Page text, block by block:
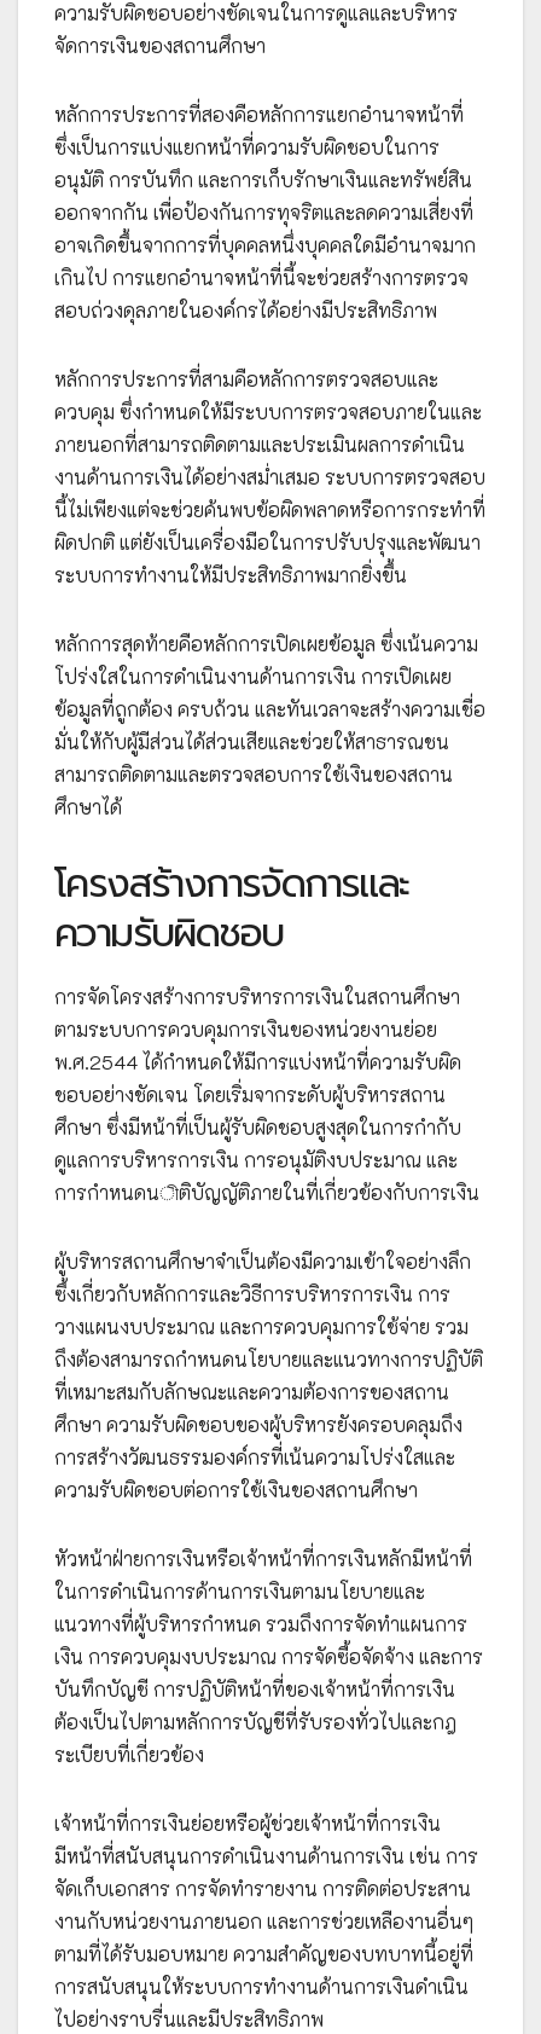
ความรับผิดชอบอย่างชัดเจนในการดูแลและบริหาร
จัดการเงินของสถานศึกษา
หลักการประการที่สองคือหลักการแยกอำนาจหน้าที่
ซึ่งเป็นการแบ่งแยกหน้าที่ความรับผิดชอบในการ
อนุมัติ การบันทึก และการเก็บรักษาเงินและทรัพย์สิน
ออกจากกัน เพื่อป้องกันการทุจริตและลดความเสี่ยงที่
อาจเกิดขึ้นจากการที่บุคคลหนึ่งบุคคลใดมีอำนาจมาก
เกินไป การแยกอำนาจหน้าที่นี้จะช่วยสร้างการตรวจ
สอบถ่วงดุลภายในองค์กรได้อย่างมีประสิทธิภาพ
หลักการประการที่สามคือหลักการตรวจสอบและ
ควบคุม ซึ่งกำหนดให้มีระบบการตรวจสอบภายในและ
ภายนอกที่สามารถติดตามและประเมินผลการดำเนิน
งานด้านการเงินได้อย่างสม่ำเสมอ ระบบการตรวจสอบ
นี้ไม่เพียงแต่จะช่วยค้นพบข้อผิดพลาดหรือการกระทำที่
ผิดปกติ แต่ยังเป็นเครื่องมือในการปรับปรุงและพัฒนา
ระบบการทำงานให้มีประสิทธิภาพมากยิ่งขึ้น
หลักการสุดท้ายคือหลักการเปิดเผยข้อมูล ซึ่งเน้นความ
โปร่งใสในการดำเนินงานด้านการเงิน การเปิดเผย
ข้อมูลที่ถูกต้อง ครบถ้วน และทันเวลาจะสร้างความเชื่อ
มั่นให้กับผู้มีส่วนได้ส่วนเสียและช่วยให้สาธารณชน
สามารถติดตามและตรวจสอบการใช้เงินของสถาน
ศึกษาได้
โครงสร้างการจัดการและ
ความรับผิดชอบ
การจัดโครงสร้างการบริหารการเงินในสถานศึกษา
ตามระบบการควบคุมการเงินของหน่วยงานย่อย
พ.ศ.2544 ได้กำหนดให้มีการแบ่งหน้าที่ความรับผิด
ชอบอย่างชัดเจน โดยเริ่มจากระดับผู้บริหารสถาน
ศึกษา ซึ่งมีหน้าที่เป็นผู้รับผิดชอบสูงสุดในการกำกับ
ดูแลการบริหารการเงิน การอนุมัติงบประมาณ และ
การกำหนดนীติบัญญัติภายในที่เกี่ยวข้องกับการเงิน
ผู้บริหารสถานศึกษาจำเป็นต้องมีความเข้าใจอย่างลึก
ซึ้งเกี่ยวกับหลักการและวิธีการบริหารการเงิน การ
วางแผนงบประมาณ และการควบคุมการใช้จ่าย รวม
ถึงต้องสามารถกำหนดนโยบายและแนวทางการปฏิบัติ
ที่เหมาะสมกับลักษณะและความต้องการของสถาน
ศึกษา ความรับผิดชอบของผู้บริหารยังครอบคลุมถึง
การสร้างวัฒนธรรมองค์กรที่เน้นความโปร่งใสและ
ความรับผิดชอบต่อการใช้เงินของสถานศึกษา
หัวหน้าฝ่ายการเงินหรือเจ้าหน้าที่การเงินหลักมีหน้าที่
ในการดำเนินการด้านการเงินตามนโยบายและ
แนวทางที่ผู้บริหารกำหนด รวมถึงการจัดทำแผนการ
เงิน การควบคุมงบประมาณ การจัดซื้อจัดจ้าง และการ
บันทึกบัญชี การปฏิบัติหน้าที่ของเจ้าหน้าที่การเงิน
ต้องเป็นไปตามหลักการบัญชีที่รับรองทั่วไปและกฎ
ระเบียบที่เกี่ยวข้อง
เจ้าหน้าที่การเงินย่อยหรือผู้ช่วยเจ้าหน้าที่การเงิน
มีหน้าที่สนับสนุนการดำเนินงานด้านการเงิน เช่น การ
จัดเก็บเอกสาร การจัดทำรายงาน การติดต่อประสาน
งานกับหน่วยงานภายนอก และการช่วยเหลืองานอื่นๆ
ตามที่ได้รับมอบหมาย ความสำคัญของบทบาทนี้อยู่ที่
การสนับสนุนให้ระบบการทำงานด้านการเงินดำเนิน
ไปอย่างราบรื่นและมีประสิทธิภาพ